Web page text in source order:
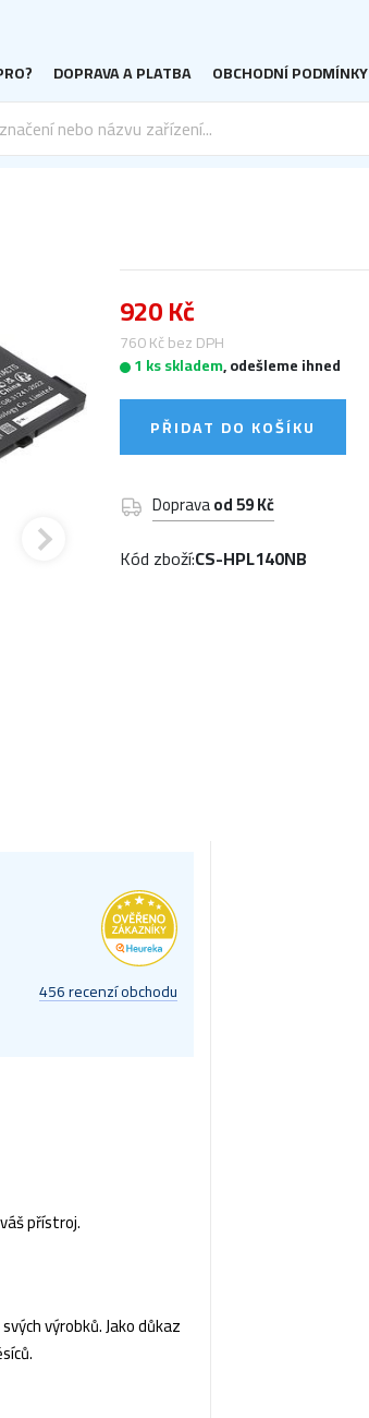
DOPRAVA A PLATBA OBCHODNÍ PODMÍNKY
920 Kč
760 Kč bez DPH
1 ks skladem, odešleme ihned
PŘIDAT DO KOŠÍKU
Dopravaod 59 Kč
Kód zboží:CS-HPL140NB
456 recenzí obchodu
přístroj.
výrobků. Jako důkaz